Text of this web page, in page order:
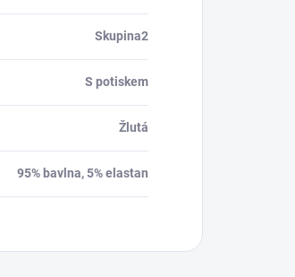
Skupina2
S potiskem
Žlutá
95% bavlna, 5% elastan